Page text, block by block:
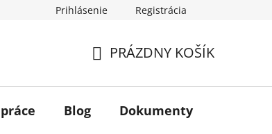
Prihlásenie Registrácia
KOŠÍK
PRÁZDNY KOŠÍK
Blog Dokumenty